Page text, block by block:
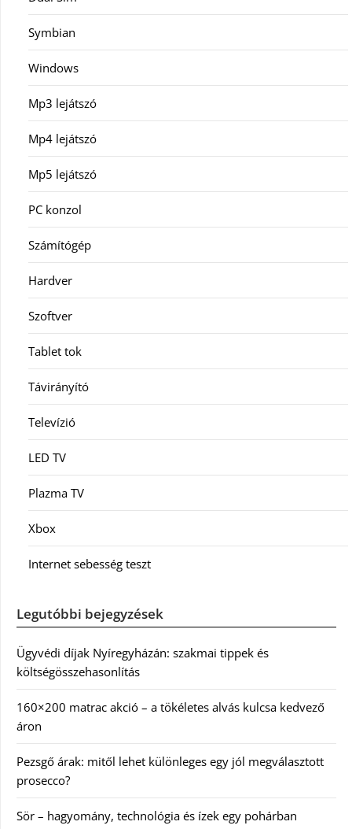
Symbian
Windows
Mp3 lejátszó
Mp4 lejátszó
Mp5 lejátszó
PC konzol
Számítógép
Hardver
Szoftver
Tablet tok
Távirányító
Televízió
LED TV
Plazma TV
Xbox
Internet sebesség teszt
Legutóbbi bejegyzések
Ügyvédi díjak Nyíregyházán: szakmai tippek és
költségösszehasonlítás
160×200 matrac akció – a tökéletes alvás kulcsa kedvező
áron
Pezsgő árak: mitől lehet különleges egy jól megválasztott
prosecco?
Sör – hagyomány, technológia és ízek egy pohárban